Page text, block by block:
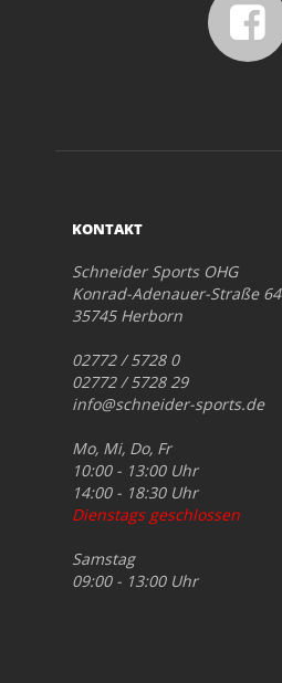
KONTAKT
Schneider Sports OHG
Konrad-Adenauer-Straße 64
35745 Herborn
02772 / 5728 0
02772 / 5728 29
info@schneider-sports.de
Mo, Mi, Do, Fr
10:00 - 13:00 Uhr
14:00 - 18:30 Uhr
Dienstags geschlossen
Samstag
09:00 - 13:00 Uhr